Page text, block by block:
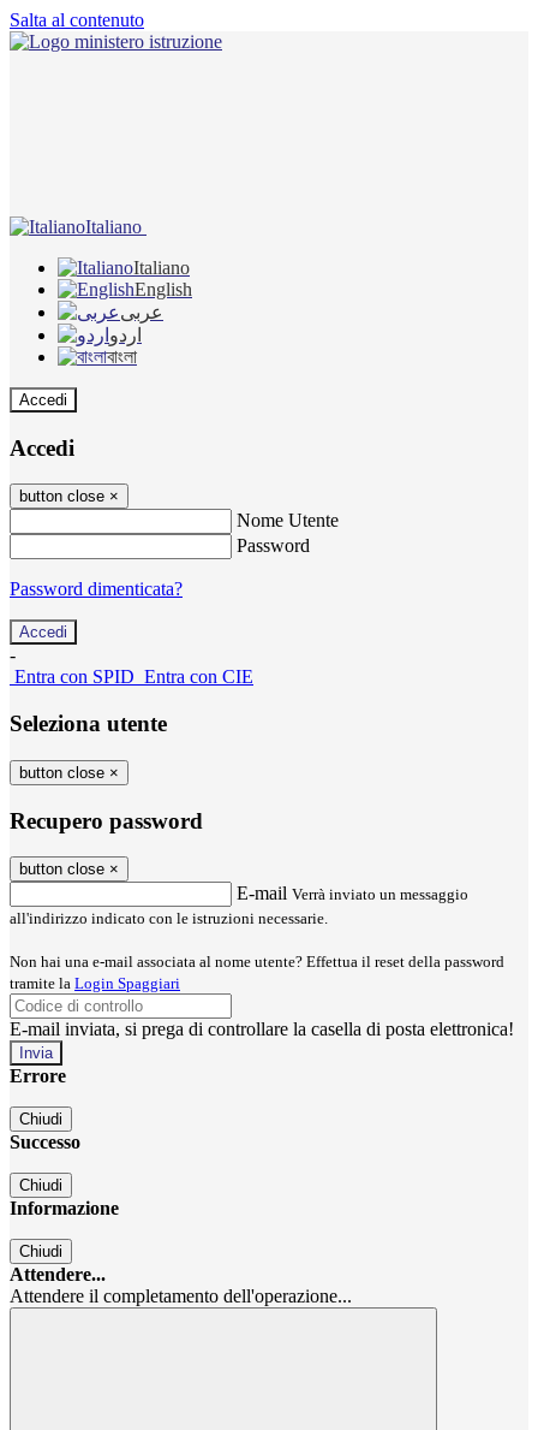
Salta al contenuto
Italiano
Italiano
English
عربى
اردو
বাংলা
Accedi
Accedi
button close ×
Nome Utente
Password
Password dimenticata?
-
Entra con SPID Entra con CIE
Seleziona utente
button close ×
Recupero password
button close ×
E-mail Verrà inviato un messaggio
all'indirizzo indicato con le istruzioni necessarie.
Non hai una e-mail associata al nome utente? Effettua il reset della password
tramite la Login Spaggiari
E-mail inviata, si prega di controllare la casella di posta elettronica!
Errore
Chiudi
Successo
Chiudi
Informazione
Chiudi
Attendere...
Attendere il completamento dell'operazione...